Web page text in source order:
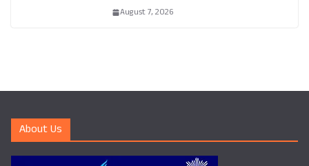
August 7, 2026
About Us